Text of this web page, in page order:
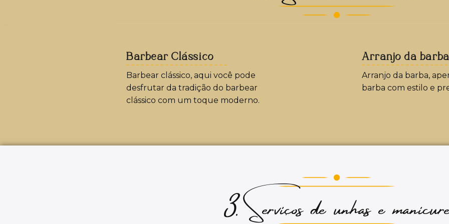
Barbear Clássico
Barbear clássico, aqui você pode
desfrutar da tradição do barbear
clássico com um toque moderno.
Arranjo da barba
Arranjo da barba,
barba com estilo e
3. Serviços de unhas e